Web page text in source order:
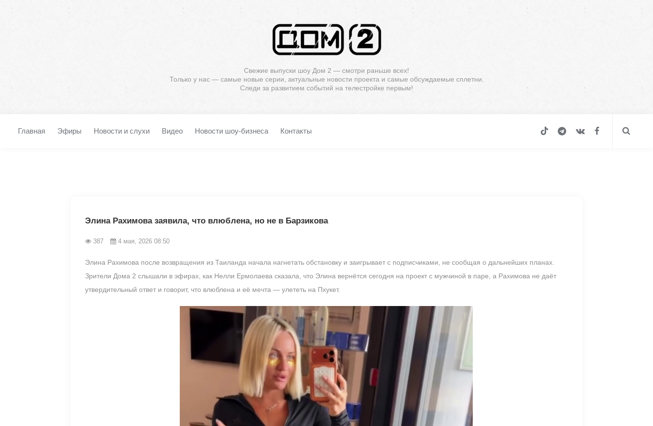
Свежие выпуски шоу Дом 2 — смотри раньше всех!
Только у нас — самые новые серии, актуальные новости проекта и самые обсуждаемые сплетни.
Следи за развитием событий на телестройке первым!
Главная Эфиры Новости и слухи Видео Новости шоу-бизнеса Контакты
Элина Рахимова заявила, что влюблена, но не в Барзикова
387 4 мая, 2026 08:50
Элина Рахимова после возвращения из Таиланда начала нагнетать обстановку и заигрывает с подписчиками, не сообщая о дальнейших планах.
Зрители Дома 2 слышали в эфирах, как Нелли Ермолаева сказала, что Элина вернётся сегодня на проект с мужчиной в паре, а Рахимова не даёт
утвердительный ответ и говорит, что влюблена и её мечта — улететь на Пхукет.